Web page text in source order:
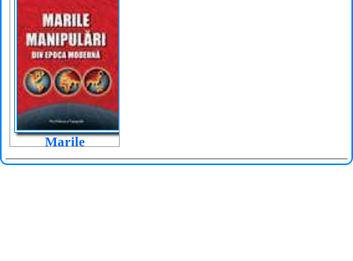
Marile
manipulări din
epoca modernă